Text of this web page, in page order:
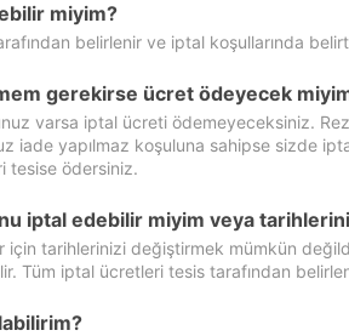
miyim?
belirlenir ve iptal koşullarında
gerekirse ücret ödeyecek
varsa iptal ücreti ödemeyeceksiniz.
iade yapılmaz koşuluna sahipse sizde
tesise ödersiniz.
iptal edebilir miyim veya
için tarihlerinizi değiştirmek mümkün
Tüm iptal ücretleri tesis tarafından